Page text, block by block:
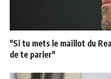
"Si tu mets le maillot du
de te parler"